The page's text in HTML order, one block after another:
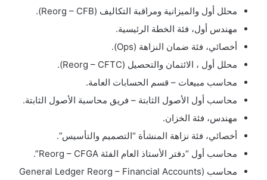
محلل أول والميزانية ومراقبة التكاليف (Reorg – CFB).
مهندس أول، فئة الخطة الرئيسية.
أخصائي، فئة ضمان النزاهة (Ops).
محلل أول ، الائتمان والتحصيل (Reorg – CFTC).
محاسب مبيعات – قسم الحسابات العامة.
محاسب أول الأصول الثابتة – فريق محاسبة الأصول الثابتة.
مهندس، فئة الخزان.
أخصائي، فئة نزاهة المنشأة “التصميم والتأسيس”.
محاسب أول “دفتر الأستاذ العام الفئة Reorg – CFGA”.
محاسب (General Ledger Reorg – Financial Accounts